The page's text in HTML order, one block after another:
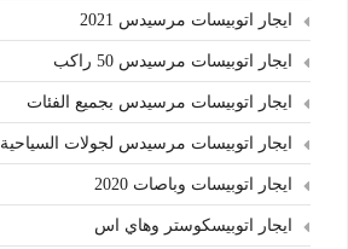
ايجار اتوبيسات مرسيدس 2021
ايجار اتوبيسات مرسيدس 50 راكب
ايجار اتوبيسات مرسيدس بجميع الفئات
ايجار اتوبيسات مرسيدس لجولات السياحية
ايجار اتوبيسات وباصات 2020
ايجار اتوبيسكوستر وهاي اس